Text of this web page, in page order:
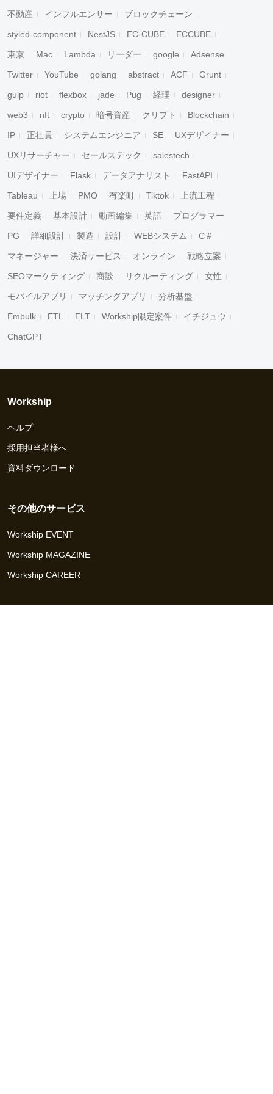
不動産 インフルエンサー ブロックチェーン
styled-component NestJS EC-CUBE ECCUBE
東京 Mac Lambda リーダー google Adsense
Twitter YouTube golang abstract ACF Grunt
gulp riot flexbox jade Pug 経理 designer
web3 nft crypto 暗号資産 クリプト Blockchain
IP 正社員 システムエンジニア SE UXデザイナー
UXリサーチャー セールステック salestech
UIデザイナー Flask データアナリスト FastAPI
Tableau 上場 PMO 有楽町 Tiktok 上流工程
要件定義 基本設計 動画編集 英語 プログラマー
PG 詳細設計 製造 設計 WEBシステム C＃
マネージャー 決済サービス オンライン 戦略立案
SEOマーケティング 商談 リクルーティング 女性
モバイルアプリ マッチングアプリ 分析基盤
Embulk ETL ELT Workship限定案件 イチジュウ
ChatGPT
Workship
ヘルプ
採用担当者様へ
資料ダウンロード
その他のサービス
Workship EVENT
Workship MAGAZINE
Workship CAREER